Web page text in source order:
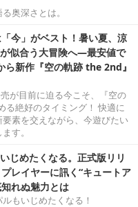
奥深さとは。
今」がベスト！暑い夏、涼
似合う大冒険へ―最安値で
新作『空の軌跡 the 2nd』
が目前に迫る今こそ、『空の
る絶好のタイミング！ 快適に
素を交えながら、今遊びたい
す。
じめたくなる。正式版リリ
レイヤーに訊く“キュートア
れぬ魅力とは
もいじめたくなる！